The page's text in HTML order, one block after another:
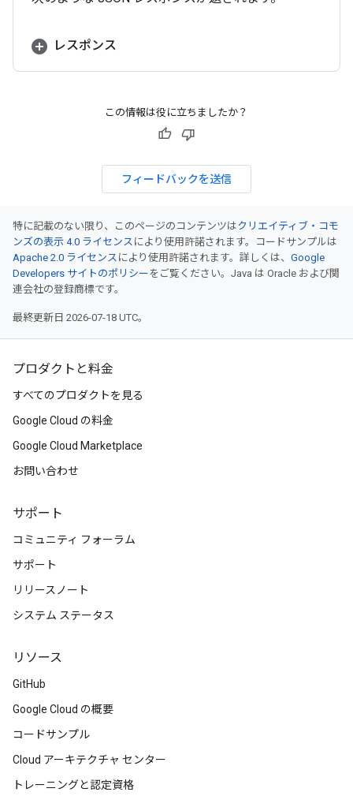
レスポンス
この情報は役に立ちましたか？
フィードバックを送信
特に記載のない限り、このページのコンテンツはクリエイティブ・コモ
ンズの表示 4.0 ライセンス により使用許諾されます。コードサンプルは
Apache 2.0 ライセンス により使用許諾されます。詳しくは、 Google
Developers サイトのポリシー をご覧ください。Java は Oracle および関
連会社の登録商標です。
最終更新日 2026-07-18 UTC。
プロダクトと料金
すべてのプロダクトを見る
Google Cloud の料金
Google Cloud Marketplace
お問い合わせ
サポート
コミュニティ フォーラム
サポート
リリースノート
システム ステータス
リソース
GitHub
Google Cloud の概要
コードサンプル
Cloud アーキテクチャ センター
トレーニングと認定資格